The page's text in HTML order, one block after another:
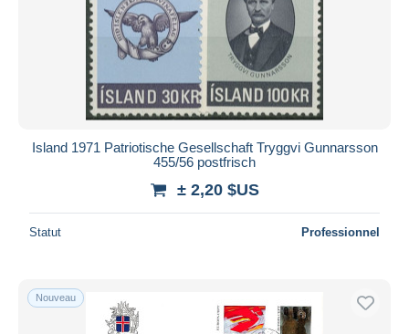
Island 1971 Patriotische Gesellschaft Tryggvi Gunnarsson
455/56 postfrisch
± 2,20 $US
Statut Professionnel
Nouveau